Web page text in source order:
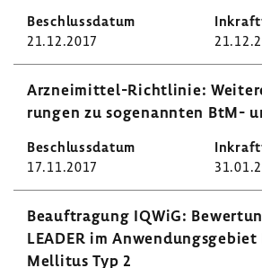
21.12.2017
Arzneimittel-​Richtlinie:
rungen zu soge­nannten BtM-
17.11.2017
Beauf­tra­gung IQWiG:
LEADER im
Mellitus Typ 2